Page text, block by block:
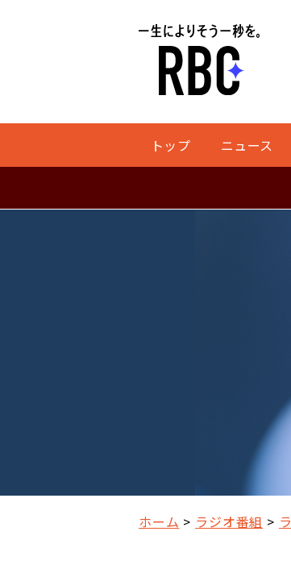
トップ ニュース
ホーム ラジオ番組